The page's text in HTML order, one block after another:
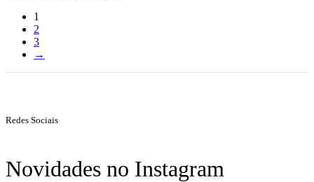
1
2
3
→
Redes Sociais
Novidades no Instagram